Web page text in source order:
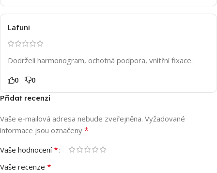
Lafuni
Dodrželi harmonogram, ochotná podpora, vnitřní fixace.
0 0
Přidat recenzi
Vaše e-mailová adresa nebude zveřejněna. Vyžadované
informace jsou označeny *
Vaše hodnocení*
Vaše recenze *